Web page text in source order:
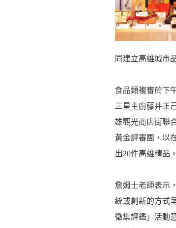
同建立高雄城市
食品類複審於下
三星主廚藤井正
雄觀光商店街聯
黃金評審團，以
出20件高雄精品。
詹姆士老師表示
統或創新的方式
徵集評鑑」活動